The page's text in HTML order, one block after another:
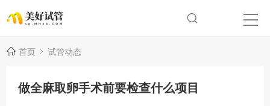
首页 试管动态
做全麻取卵手术前要检查什么项目